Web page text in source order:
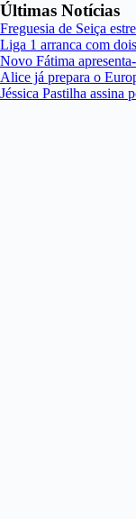
Últimas Notícias
Freguesia de Seiça
Liga 1 arranca com
Novo Fátima
Alice já prepara o
Jéssica Pastilha assina